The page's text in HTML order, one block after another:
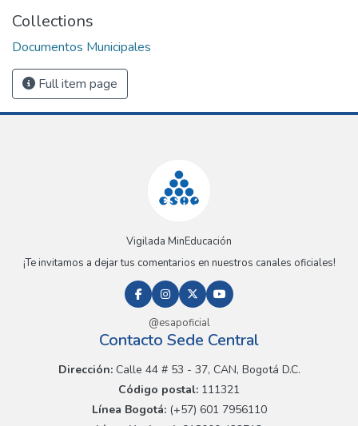
Collections
Documentos Municipales
Full item page
Vigilada MinEducación
¡Te invitamos a dejar tus comentarios en nuestros canales oficiales!
@esapoficial
Contacto Sede Central
Dirección:Calle 44 # 53 - 37, CAN, Bogotá D.C.
Código postal: 111321
Línea Bogotá:(+57) 601 7956110